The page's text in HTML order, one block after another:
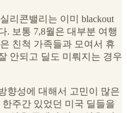
리콘밸리는 이미 blackout
. 보통 7,8월은 대부분 여행
친척 가족들과 모여서 휴
안되고 딜도 미뤄지는 경우
향성에 대해서 고민이 많은
주간 있었던 미국 딜들을